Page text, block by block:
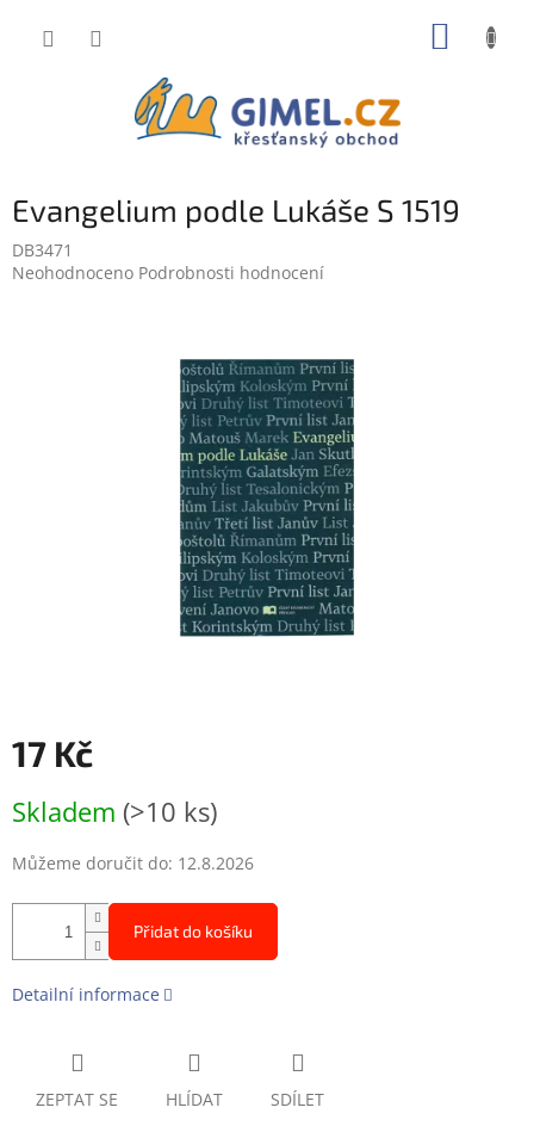
Evangelium podle Lukáše S 1519
DB3471
Průměrné
Neohodnoceno Podrobnosti hodnocení
17 Kč
cena:
Skladem (>10 ks)
Můžeme doručit do: 12.8.2026
Přidat do košíku
Detailní informace
ZEPTAT SE HLÍDAT SDÍLET